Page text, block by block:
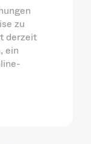
zu
derzeit
ein